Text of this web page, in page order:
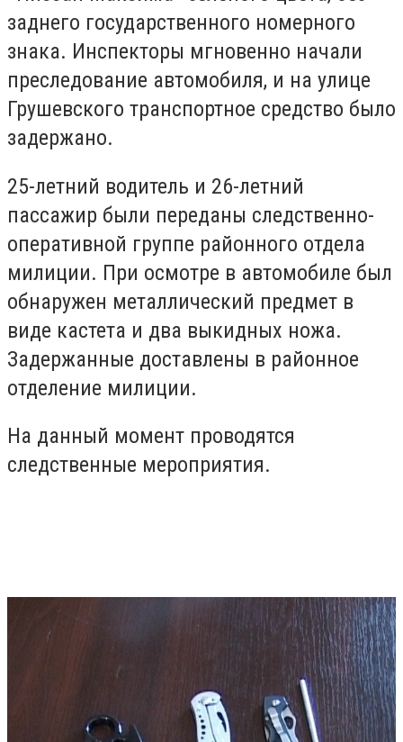
заднего государственного номерного
знака. Инспекторы мгновенно начали
преследование автомобиля, и на улице
Грушевского транспортное средство было
задержано.
25-летний водитель и 26-летний
пассажир были переданы следственно-
оперативной группе районного отдела
милиции. При осмотре в автомобиле был
обнаружен металлический предмет в
виде кастета и два выкидных ножа.
Задержанные доставлены в районное
отделение милиции.
На данный момент проводятся
следственные мероприятия.